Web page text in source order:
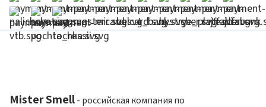
Mister Smell - российская компания по